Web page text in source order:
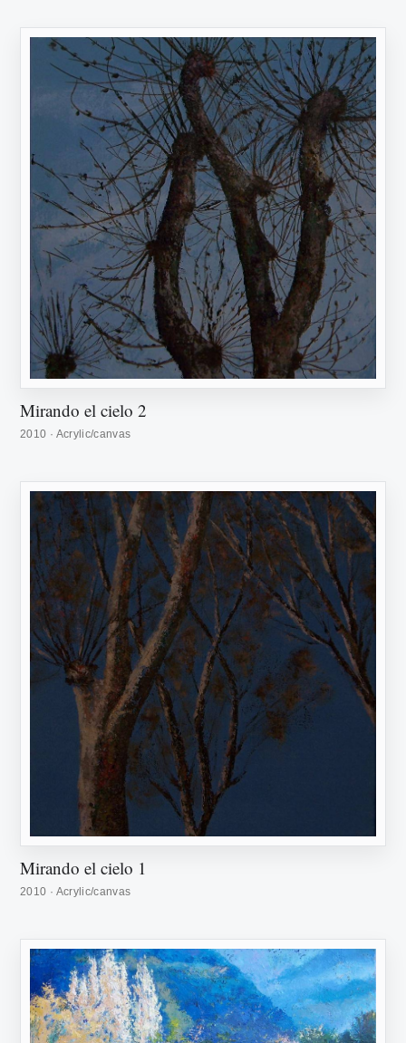
Mirando el cielo 2
2010 · Acrylic/canvas
Mirando el cielo 1
2010 · Acrylic/canvas